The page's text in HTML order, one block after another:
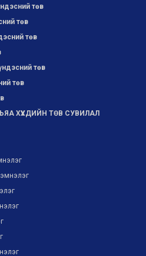
төв
төв
төв
төв
төв
ХҮҮХДИЙН ТӨВ СУВИЛАЛ